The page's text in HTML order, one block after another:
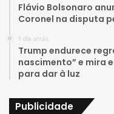
Flávio Bolsonaro
Coronel na disputa
1 dia atrás
Trump endurece
nascimento” e mira
para dar à luz
Publicidade